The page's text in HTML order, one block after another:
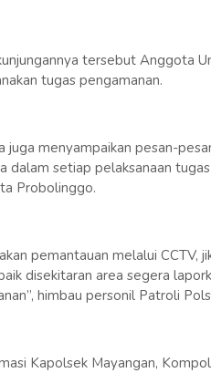
tersebut Anggota
tugas pengamanan.
juga menyampaikan pesan-
dalam setiap pelaksanaan
Probolinggo.
pemantauan melalui CCTV,
disekitaran area segera
himbau personil Patroli
Kapolsek Mayangan,